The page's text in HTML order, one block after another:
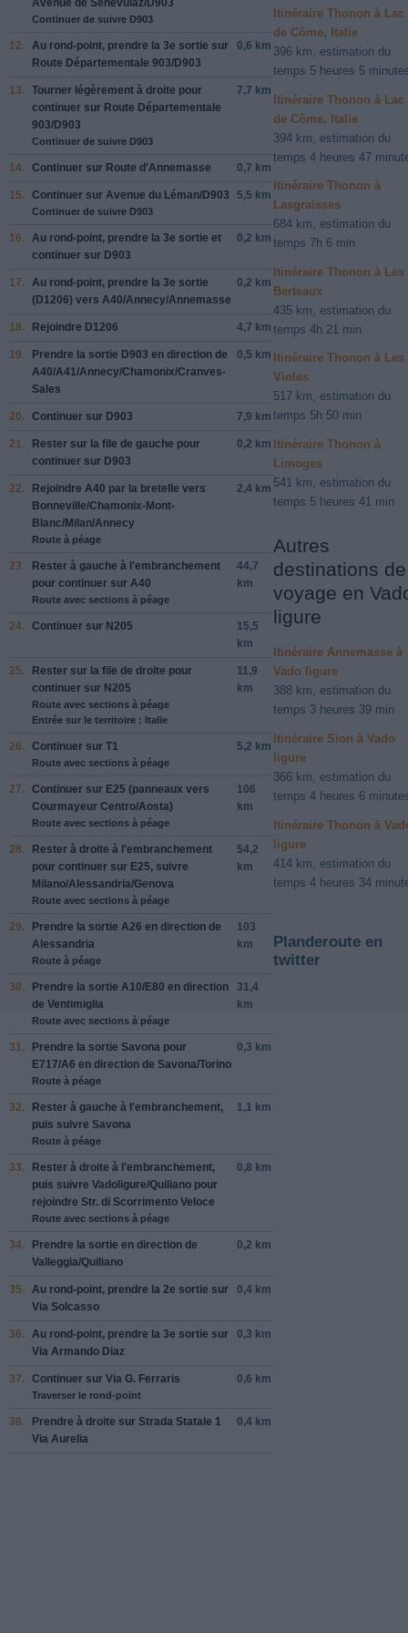
Continuer de suivre D903
12. Au rond-point, prendre la 3e sortie sur
Route Départementale 903/D903
0,6 km
13. Tourner légèrement à droite pour
continuer sur Route Départementale
903/D903
Continuer de suivre D903
7,7 km
14. Continuer sur Route d'Annemasse 0,7 km
15. Continuer sur Avenue du Léman/D903
Continuer de suivre D903
5,5 km
16. Au rond-point, prendre la 3e sortie et
continuer sur D903
0,2 km
17. Au rond-point, prendre la 3e sortie
(D1206) vers A40/Annecy/Annemasse
0,2 km
18. Rejoindre D1206 4,7 km
19. Prendre la sortie D903 en direction de
A40/A41/Annecy/Chamonix/Cranves-
Sales
0,5 km
20. Continuer sur D903 7,9 km
21. Rester sur la file de gauche pour
continuer sur D903
0,2 km
22. Rejoindre A40 par la bretelle vers
Bonneville/Chamonix-Mont-
Blanc/Milan/Annecy
Route à péage
2,4 km
23. Rester à gauche à l'embranchement
pour continuer sur A40
Route avec sections à péage
44,7
km
24. Continuer sur N205
15,5
km
25. Rester sur la file de droite pour
continuer sur N205
Route avec sections à péage
Entrée sur le territoire : Italie
11,9
km
26. Continuer sur T1
Route avec sections à péage
5,2 km
27. Continuer sur E25 (panneaux vers
Courmayeur Centro/Aosta)
Route avec sections à péage
106
km
28. Rester à droite à l'embranchement
pour continuer sur E25, suivre
Milano/Alessandria/Genova
Route avec sections à péage
54,2
km
29. Prendre la sortie A26 en direction de
Alessandria
Route à péage
103
km
30. Prendre la sortie A10/E80 en direction
de Ventimiglia
Route avec sections à péage
31,4
km
31. Prendre la sortie Savona pour
E717/A6 en direction de Savona/Torino
Route à péage
0,3 km
32. Rester à gauche à l'embranchement,
puis suivre Savona
Route à péage
1,1 km
33. Rester à droite à l'embranchement,
puis suivre Vadoligure/Quiliano pour
rejoindre Str. di Scorrimento Veloce
Route avec sections à péage
0,8 km
34.
Prendre la sortie en direction de
Valleggia/Quiliano
0,2 km
35. Au rond-point, prendre la 2e sortie sur
Via Solcasso
0,4 km
36. Au rond-point, prendre la 3e sortie sur
Via Armando Diaz
0,3 km
37. Continuer sur Via G. Ferraris
Traverser le rond-point
0,6 km
38. Prendre à droite sur Strada Statale 1
Via Aurelia
0,4 km
Itinéraire Thonon à Lac
de Côme, Italie
396 km, estimation du
temps 5 heures 5
Itinéraire Thonon à Lac
de Côme, Italie
394 km, estimation du
temps 4 heures 47
Itinéraire Thonon à
Lasgraisses
684 km, estimation du
temps 7h 6 min
Itinéraire Thonon à Les
Berteaux
435 km, estimation du
temps 4h 21 min
Itinéraire Thonon à Les
Violes
517 km, estimation du
temps 5h 50 min
Itinéraire Thonon à
Limoges
541 km, estimation du
temps 5 heures 41 min
Autres
destinations de
voyage en
ligure
Itinéraire Annemasse à
Vado ligure
388 km, estimation du
temps 3 heures 39 min
Itinéraire Sion à Vado
ligure
366 km, estimation du
temps 4 heures 6
Itinéraire Thonon à
ligure
414 km, estimation du
temps 4 heures 34
Planderoute en
twitter